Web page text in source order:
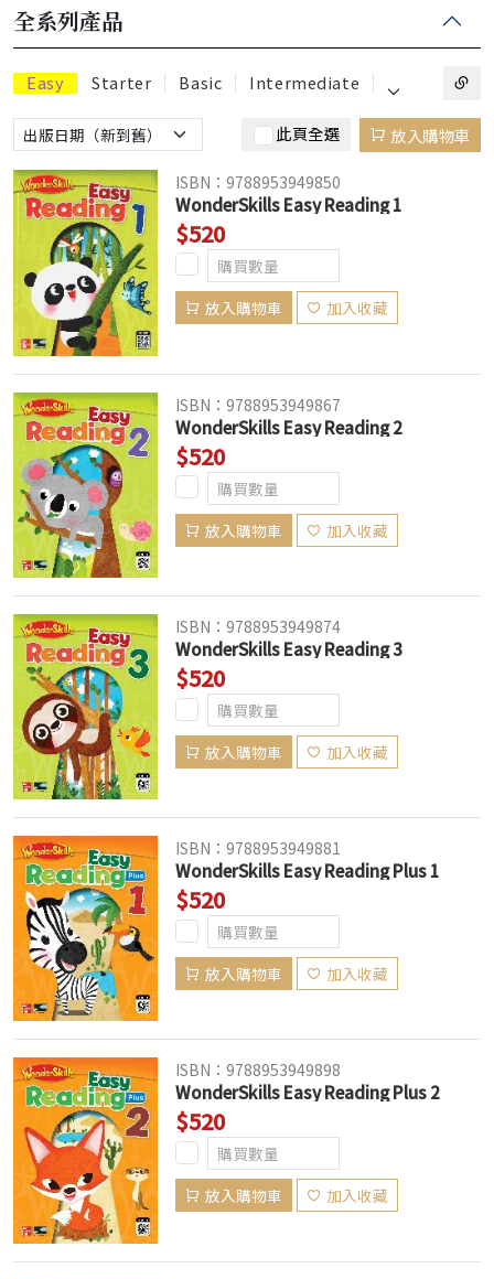
全系列產品
Easy Starter Basic Intermediate ⌵
此頁全選 放入購物車
ISBN：9788953949850
WonderSkills Easy Reading 1
$520
放入購物車 加入收藏
ISBN：9788953949867
WonderSkills Easy Reading 2
$520
放入購物車 加入收藏
ISBN：9788953949874
WonderSkills Easy Reading 3
$520
放入購物車 加入收藏
ISBN：9788953949881
WonderSkills Easy Reading Plus 1
$520
放入購物車 加入收藏
ISBN：9788953949898
WonderSkills Easy Reading Plus 2
$520
放入購物車 加入收藏